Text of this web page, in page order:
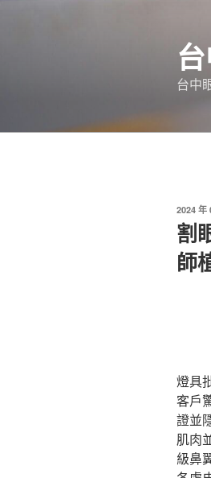
台中
發
佈
於
2024 年
割
師
燈具
客戶
證並
肌肉
級鼻